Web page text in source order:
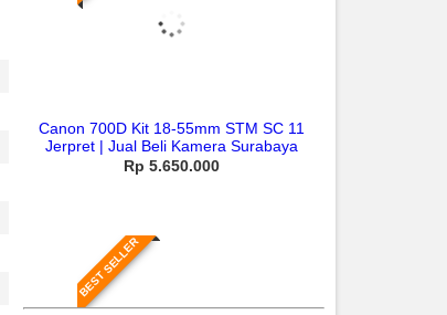
Canon 700D Kit 18-55mm STM SC 11
Jerpret | Jual Beli Kamera Surabaya
Rp 5.650.000
BEST SELLER